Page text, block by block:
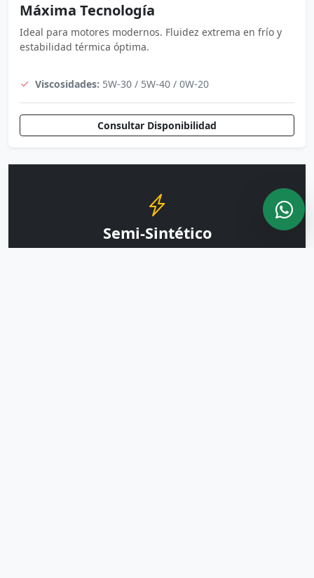
Máxima Tecnología
Ideal para motores modernos. Fluidez extrema en frío y
estabilidad térmica óptima.
Viscosidades: 5W-30 / 5W-40 / 0W-20
Consultar Disponibilidad
Semi-Sintético